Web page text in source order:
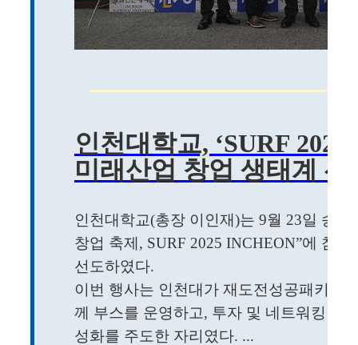
인천대학교, ‘SURF
미래산업 창업 생태계 선
인천대학교(총장 이인재)는 9월 23일 송
창업 축제, SURF 2025 INCHEON”에 참
선도하였다.
이번 행사는 인천대가 재도전성공패키지
께 부스를 운영하고, 투자 및 네트워킹 프
성화를 주도한 자리였다. ...